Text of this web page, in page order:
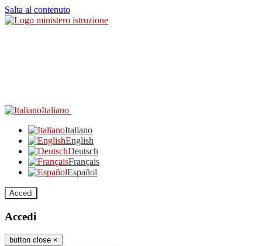
Salta al contenuto
Italiano
Italiano
English
Deutsch
Français
Español
Accedi
Accedi
button close ×